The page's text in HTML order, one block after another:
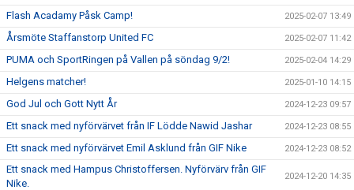
Flash Acadamy Påsk Camp! 2025-02-07 13:49
Årsmöte Staffanstorp United FC 2025-02-07 11:42
PUMA och SportRingen på Vallen på söndag 9/2! 2025-02-04 14:29
Helgens matcher! 2025-01-10 14:15
God Jul och Gott Nytt År 2024-12-23 09:57
Ett snack med nyförvärvet från IF Lödde Nawid Jashar 2024-12-23 08:55
Ett snack med nyförvärvet Emil Asklund från GIF Nike 2024-12-23 08:52
Ett snack med Hampus Christoffersen. Nyförvärv från GIF
Nike.
2024-12-20 14:35